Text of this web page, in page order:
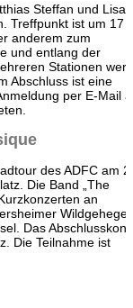
Steffan und Lisa
Treffpunkt ist um 17
anderem zum
und entlang der
Stationen
Abschluss ist eine
per E-Mail
des ADFC am
Die Band „The
an
Wildgehege,
Das
Die Teilnahme ist